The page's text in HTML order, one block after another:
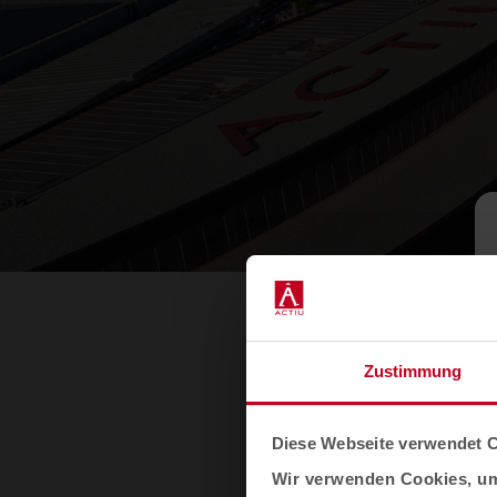
Zustimmung
Diese Webseite verwendet
Wir verwenden Cookies,